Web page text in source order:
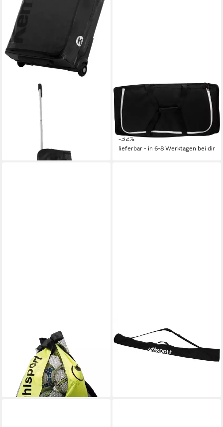
UHLSPORT
Reisetasche Kempa Premium
UHLSPORT
Reisetasche Basic Line 110 L
Travel & Team Kitbag Xl
ab 40,69 €
-32%
lieferbar - in 6-8 Werktagen bei dir
Trainingshilfe uhlsport Ballbag
Balltasche 16 Bälle
26,39 € UVP29,99 €
lieferbar - in 6-8 Werktagen bei dir
Tragetasche Tragetasche
33,29 €
lieferbar - in 6-8 Werktagen bei dir